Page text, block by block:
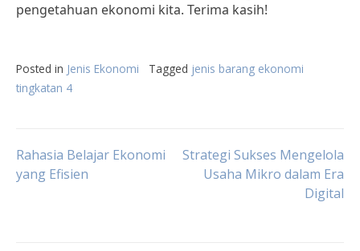
pengetahuan ekonomi kita. Terima kasih!
Posted in Jenis Ekonomi Tagged jenis barang ekonomi
tingkatan 4
Post
Rahasia Belajar Ekonomi
yang Efisien
Strategi Sukses Mengelola
Usaha Mikro dalam Era
Digital